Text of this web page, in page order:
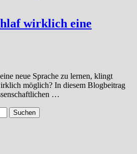
wirklich eine
neue Sprache zu lernen, klingt
möglich? In diesem Blogbeitrag
…